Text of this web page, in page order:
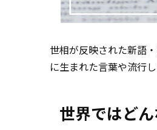
世相が反映された新語
に生まれた言葉や流行
世界ではど